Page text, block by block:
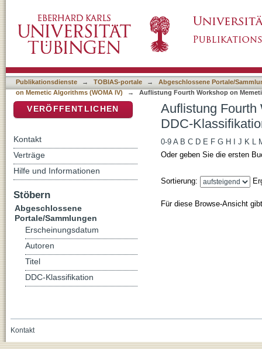
Publikationsdienste → TOBIAS-portale →
Abgeschlossene Portale/
on Memetic Algorithms (WOMA IV)
→ Auflistung Fourth Workshop on
Auflistung Fourth
DDC-
0-9 A B C D E F G H J K L
Oder geben Sie die ersten
Sortierung:
Für diese Browse-Ansicht
VERÖFFENTLICHEN
Kontakt
Verträge
Hilfe und Informationen
Stöbern
Abgeschlossene
Portale/Sammlungen
Erscheinungsdatum
Autoren
Titel
DDC-Klassifikation
Kontakt